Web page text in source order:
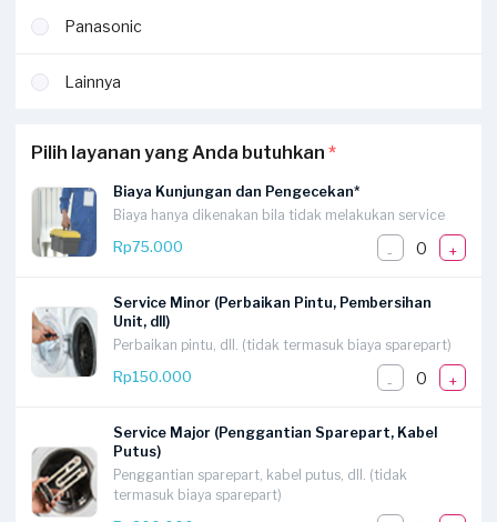
Panasonic
Lainnya
Pilih layanan yang Anda butuhkan *
Biaya Kunjungan dan Pengecekan*
Biaya hanya dikenakan bila tidak melakukan service
Rp75.000
- 0 +
Service Minor (Perbaikan Pintu, Pembersihan
Unit, dll)
Perbaikan pintu, dll. (tidak termasuk biaya sparepart)
Rp150.000
- 0 +
Service Major (Penggantian Sparepart, Kabel
Putus)
Penggantian sparepart, kabel putus, dll. (tidak
termasuk biaya sparepart)